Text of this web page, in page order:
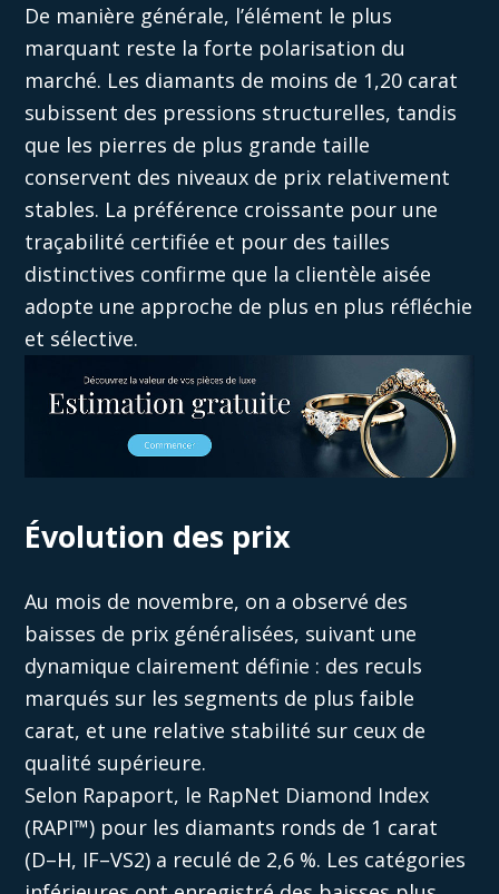
De manière générale, l’élément le plus
marquant reste la forte polarisation du
marché. Les diamants de moins de 1,20 carat
subissent des pressions structurelles, tandis
que les pierres de plus grande taille
conservent des niveaux de prix relativement
stables. La préférence croissante pour une
traçabilité certifiée et pour des tailles
distinctives confirme que la clientèle aisée
adopte une approche de plus en plus réfléchie
et sélective.
Évolution des prix
Au mois de novembre, on a observé des
baisses de prix généralisées, suivant une
dynamique clairement définie : des reculs
marqués sur les segments de plus faible
carat, et une relative stabilité sur ceux de
qualité supérieure.
Selon Rapaport, le RapNet Diamond Index
(RAPI™) pour les diamants ronds de 1 carat
(D–H, IF–VS2) a reculé de 2,6 %. Les catégories